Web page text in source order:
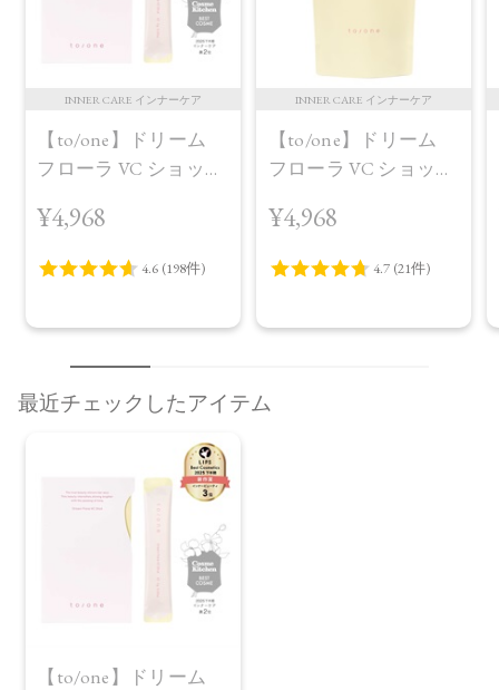
INNER CARE インナーケア
【to/one】ドリーム
フローラ VC ショット
¥4,968
INNER CARE インナーケア
【to/one】ドリーム
フローラ VC ショット
プラス＜限定品＞
¥4,968
最近チェックしたアイテム
【to/one】ドリーム